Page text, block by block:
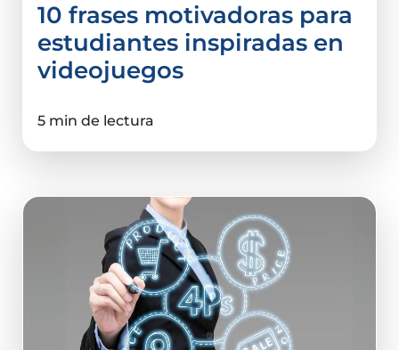
10 frases motivadoras para
estudiantes inspiradas en
videojuegos
5 min de lectura